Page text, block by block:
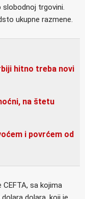
slobodnoj trgovini.
ukupne razmene.
hitno treba novi
na štetu
i povrćem od
sa kojima